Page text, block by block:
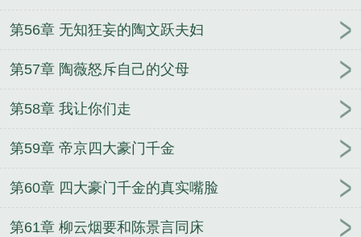
第56章 无知狂妄的陶文跃夫妇
第57章 陶薇怒斥自己的父母
第58章 我让你们走
第59章 帝京四大豪门千金
第60章 四大豪门千金的真实嘴脸
第61章 柳云烟要和陈景言同床